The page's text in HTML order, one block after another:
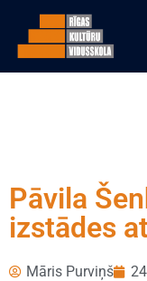
Pāvila
izstādes
Māris Purviņš